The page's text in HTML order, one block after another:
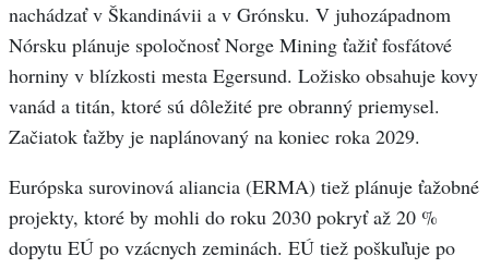
nachádzať v Škandinávii a v Grónsku. V juhozápadnom
Nórsku plánuje spoločnosť Norge Mining ťažiť fosfátové
horniny v blízkosti mesta Egersund. Ložisko obsahuje kovy
vanád a titán, ktoré sú dôležité pre obranný priemysel.
Začiatok ťažby je naplánovaný na koniec roka 2029.
Európska surovinová aliancia (ERMA) tiež plánuje ťažobné
projekty, ktoré by mohli do roku 2030 pokryť až 20 %
dopytu EÚ po vzácnych zeminách. EÚ tiež poškuľuje po